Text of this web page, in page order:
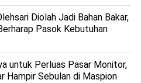
Diolah Jadi Bahan Bakar,
Pasok Kebutuhan
untuk Perluas Pasar Monitor,
Hampir Sebulan di Maspion